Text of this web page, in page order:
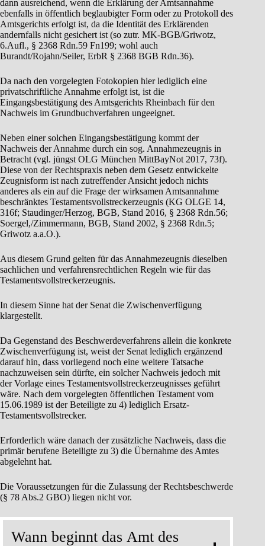
dann ausreichend, wenn die Erklärung der Amtsannahme
ebenfalls in öffentlich beglaubigter Form oder zu Protokoll des
Amtsgerichts erfolgt ist, da die Identität des Erklärenden
andernfalls nicht gesichert ist (so zutr. MK-BGB/Griwotz,
6.Aufl., § 2368 Rdn.59 Fn199; wohl auch
Burandt/Rojahn/Seiler, ErbR § 2368 BGB Rdn.36).
Da nach den vorgelegten Fotokopien hier lediglich eine
privatschriftliche Annahme erfolgt ist, ist die
Eingangsbestätigung des Amtsgerichts Rheinbach für den
Nachweis im Grundbuchverfahren ungeeignet.
Neben einer solchen Eingangsbestätigung kommt der
Nachweis der Annahme durch ein sog. Annahmezeugnis in
Betracht (vgl. jüngst OLG München MittBayNot 2017, 73f).
Diese von der Rechtspraxis neben dem Gesetz entwickelte
Zeugnisform ist nach zutreffender Ansicht jedoch nichts
anderes als ein auf die Frage der wirksamen Amtsannahme
beschränktes Testamentsvollstreckerzeugnis (KG OLGE 14,
316f; Staudinger/Herzog, BGB, Stand 2016, § 2368 Rdn.56;
Soergel,/Zimmermann, BGB, Stand 2002, § 2368 Rdn.5;
Griwotz a.a.O.).
Aus diesem Grund gelten für das Annahmezeugnis dieselben
sachlichen und verfahrensrechtlichen Regeln wie für das
Testamentsvollstreckerzeugnis.
In diesem Sinne hat der Senat die Zwischenverfügung
klargestellt.
Da Gegenstand des Beschwerdeverfahrens allein die konkrete
Zwischenverfügung ist, weist der Senat lediglich ergänzend
darauf hin, dass vorliegend noch eine weitere Tatsache
nachzuweisen sein dürfte, ein solcher Nachweis jedoch mit
der Vorlage eines Testamentsvollstreckerzeugnisses geführt
wäre. Nach dem vorgelegten öffentlichen Testament vom
15.06.1989 ist der Beteiligte zu 4) lediglich Ersatz-
Testamentsvollstrecker.
Erforderlich wäre danach der zusätzliche Nachweis, dass die
primär berufene Beteiligte zu 3) die Übernahme des Amtes
abgelehnt hat.
Die Voraussetzungen für die Zulassung der Rechtsbeschwerde
(§ 78 Abs.2 GBO) liegen nicht vor.
Wann beginnt das Amt des